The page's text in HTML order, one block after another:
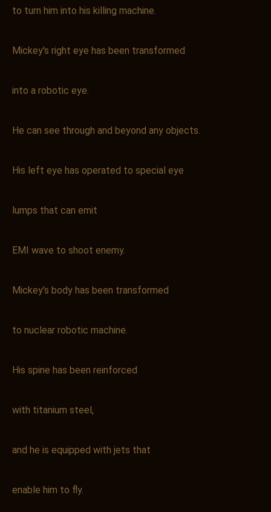
お買い物を続ける カートへ進む
to turn him into his killing machine.
Mickey's right eye has been transformed
into a robotic eye.
He can see through and beyond any objects.
His left eye has operated to special eye
lumps that can emit
EMI wave to shoot enemy.
Mickey’s body has been transformed
to nuclear robotic machine.
His spine has been reinforced
with titanium steel,
and he is equipped with jets that
enable him to fly.